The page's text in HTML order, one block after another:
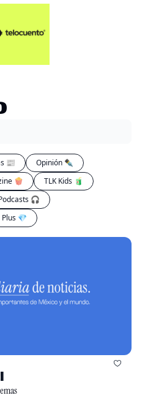
📑
Plus 💎
📰
Opinión ✒️
🍿
TLK Kids 🧃
🎧
Plus 💎